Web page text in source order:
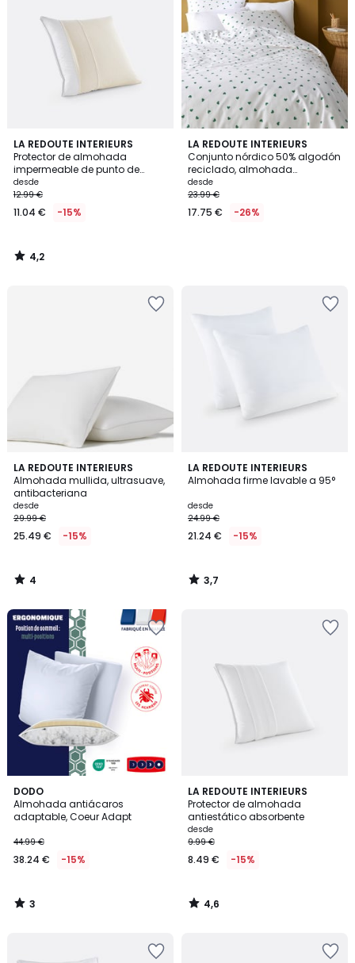
LA REDOUTE INTERIEURS
Protector de almohada
impermeable de punto de
algodón 100% orgánico
desde
12.99 €
11.04 € -15%
4,2
/ 5
4,2
/
LA REDOUTE INTERIEURS
Conjunto nórdico 50% algodón
reciclado, almohada
50x70cm, Scacco.Scacco
verde
desde
23.99 €
17.75 € -26%
LA REDOUTE INTERIEURS
Almohada mullida, ultrasuave,
antibacteriana
desde
29.99 €
25.49 € -15%
4
/
5
4
/
LA REDOUTE INTERIEURS
Almohada firme lavable a 95°
desde
24.99 €
21.24 € -15%
3,7
/ 5
3,7
/
DODO
Almohada antiácaros
adaptable, Coeur Adapt
44.99 €
38.24 € -15%
3
/
5
3
/
LA REDOUTE INTERIEURS
Protector de almohada
antiestático absorbente
desde
9.99 €
8.49 € -15%
4,6
/ 5
4,6
/